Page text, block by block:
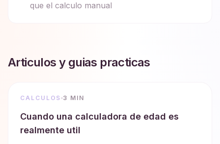
que el calculo manual
Articulos y guias practicas
CALCULOS 3 MIN
Cuando una calculadora de edad es
realmente util